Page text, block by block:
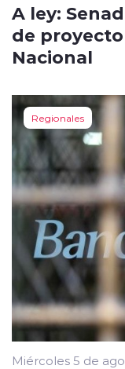
A ley:
de
Nacional
Regionales
Miércoles 5 de